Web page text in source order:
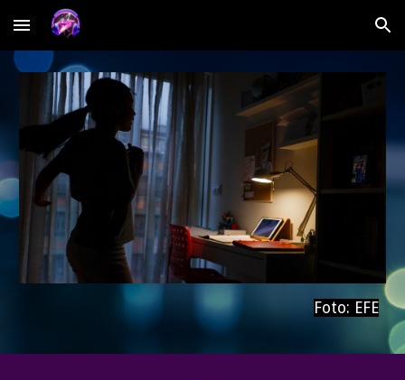
Skip to main content Skip to navigation
Foto: EFE